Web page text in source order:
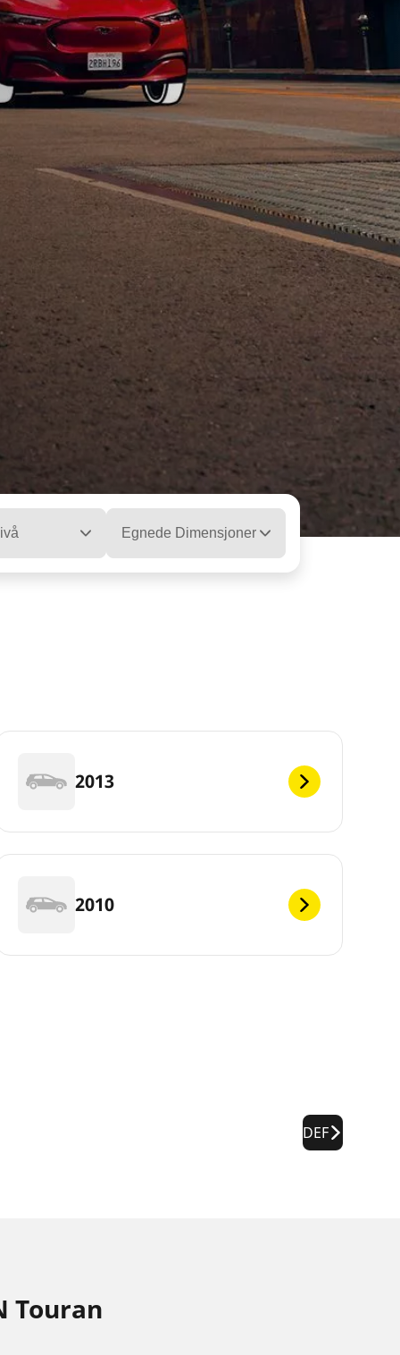
Egnede Dimensjoner
2013
2010
DEF
Touran